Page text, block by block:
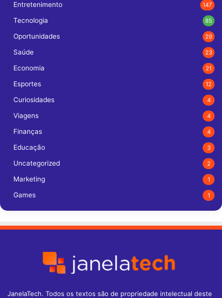
Entretenimento 147
Tecnologia 85
Oportunidades 29
Saúde 23
Economia 21
Esportes 12
Curiosidades 4
Viagens 4
Finanças 4
Educação 3
Uncategorized 2
Marketing 1
Games 1
JanelaTech. Todos os textos são de propriedade intelectual deste